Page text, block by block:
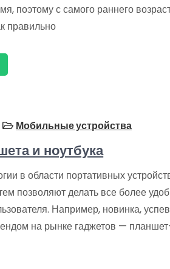
поэтому с самого раннего
правильно
Мобильные устройства
и ноутбука
в области портативных
позволяют делать все более
Например, новинка,
на рынке гаджетов —